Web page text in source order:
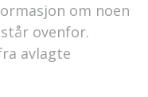
om noen
ovenfor.
avlagte